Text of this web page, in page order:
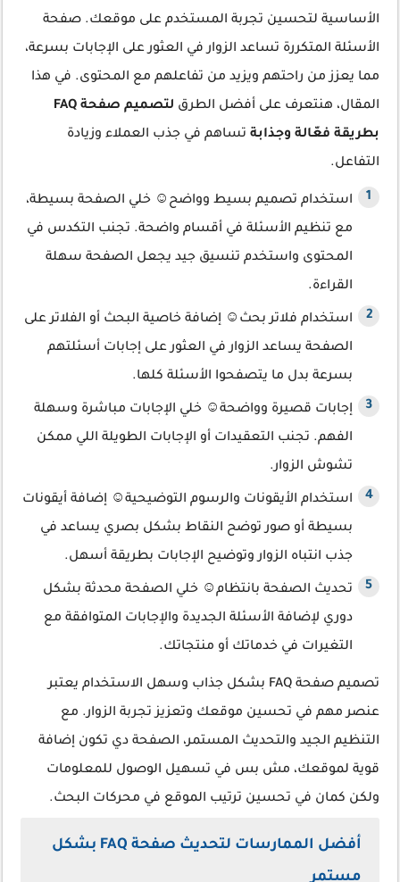
الأساسية لتحسين تجربة المستخدم على موقعك. صفحة
الأسئلة المتكررة تساعد الزوار في العثور على الإجابات بسرعة،
مما يعزز من راحتهم ويزيد من تفاعلهم مع المحتوى. في هذا
المقال، هنتعرف على أفضل الطرق
لتصميم صفحة FAQ
بطريقة فعّالة وجذابة تساهم في جذب العملاء وزيادة
التفاعل.
استخدام تصميم بسيط وواضح☺ خلي الصفحة بسيطة،
مع تنظيم الأسئلة في أقسام واضحة. تجنب التكدس في
المحتوى واستخدم تنسيق جيد يجعل الصفحة سهلة
القراءة.
استخدام فلاتر بحث☺ إضافة خاصية البحث أو الفلاتر على
الصفحة يساعد الزوار في العثور على إجابات أسئلتهم
بسرعة بدل ما يتصفحوا الأسئلة كلها.
إجابات قصيرة وواضحة☺ خلي الإجابات مباشرة وسهلة
الفهم. تجنب التعقيدات أو الإجابات الطويلة اللي ممكن
تشوش الزوار.
استخدام الأيقونات والرسوم التوضيحية☺ إضافة أيقونات
بسيطة أو صور توضح النقاط بشكل بصري يساعد في
جذب انتباه الزوار وتوضيح الإجابات بطريقة أسهل.
تحديث الصفحة بانتظام☺ خلي الصفحة محدثة بشكل
دوري لإضافة الأسئلة الجديدة والإجابات المتوافقة مع
التغيرات في خدماتك أو منتجاتك.
تصميم صفحة FAQ بشكل جذاب وسهل الاستخدام يعتبر
عنصر مهم في تحسين موقعك وتعزيز تجربة الزوار. مع
التنظيم الجيد والتحديث المستمر، الصفحة دي تكون إضافة
قوية لموقعك، مش بس في تسهيل الوصول للمعلومات
ولكن كمان في تحسين ترتيب الموقع في محركات البحث.
أفضل الممارسات لتحديث صفحة FAQ بشكل
مستمر